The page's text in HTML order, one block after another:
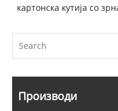
картонска кутија со
Производи